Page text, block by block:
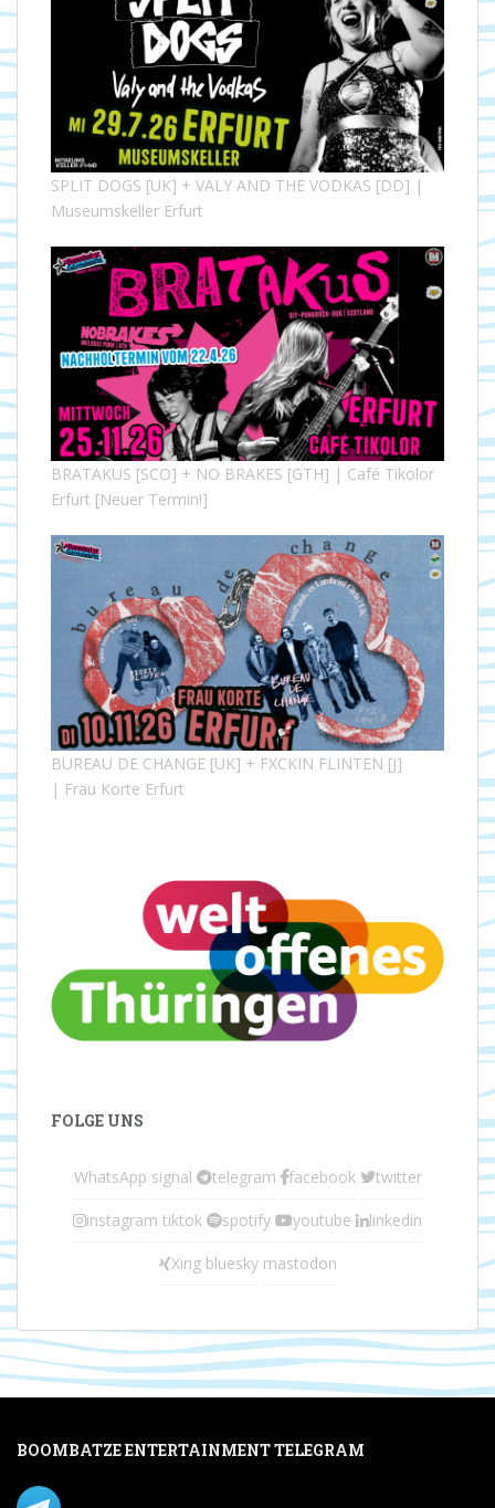
SPLIT DOGS [UK] + VALY AND THE VODKAS [DD] |
Museumskeller Erfurt
BRATAKUS [SCO] + NO BRAKES [GTH] | Café Tikolor
Erfurt [Neuer Termin!]
BUREAU DE CHANGE [UK] + FXCKIN FLINTEN [J]
| Frau Korte Erfurt
FOLGE UNS
WhatsApp signal telegram facebook twitter
instagram tiktok spotify youtube linkedin
Xing bluesky mastodon
BOOMBATZE ENTERTAINMENT TELEGRAM